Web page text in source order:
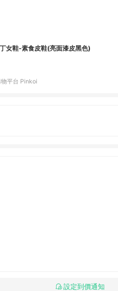
女鞋-素食皮鞋(亮面漆皮黑色)
平台 Pinkoi
設定到價通知